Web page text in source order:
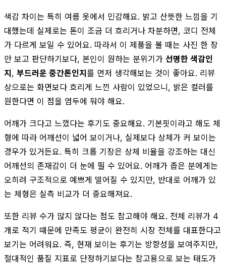
색감 차이는 특히 여름 옷에서 민감해요. 밝고 산뜻한 느낌을 기
대했는데 실제로는 톤이 조금 더 흐리거나 차분하면, 코디 전체
가 다르게 보일 수 있어요. 따라서 이 제품을 볼 때는 사진 한 장
만 보고 판단하기보다, 본인이 원하는 분위기가 선명한 색감인
지, 부드러운 중간톤인지를 먼저 생각해보는 것이 좋아요. 리뷰
상으로는 화면보다 흐리게 느낀 사람이 있었으니, 밝은 컬러를
원한다면 이 점을 염두에 둬야 해요.
어깨가 크다고 느꼈다는 후기도 중요해요. 기본핏이라고 해도 체
형에 따라 어깨선이 넓어 보이거나, 실제보다 상체가 커 보이는
경우가 있거든요. 특히 크롭 기장은 상체 비율을 강조하는 대신
어깨선의 존재감이 더 눈에 띌 수 있어요. 어깨가 좁은 분에게는
오히려 구조적으로 예쁘게 떨어질 수 있지만, 반대로 어깨가 있
는 체형은 실측 비교가 더 중요해져요.
또한 리뷰 수가 많지 않다는 점도 참고해야 해요. 전체 리뷰가 4
개로 적기 때문에 만족도 평균이 완전히 시장 전체를 대표한다고
보기는 어려워요. 즉, 현재 보이는 후기는 방향성을 보여주지만,
절대적인 품질 지표로 단정하기보다는 참고용으로 보는 태도가